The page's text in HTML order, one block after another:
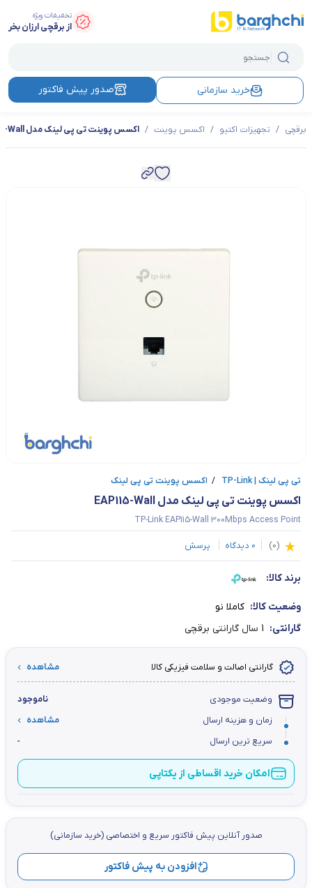
تخفیفات ویژه
از برقچی ارزان بخر
خرید سازمانی صدور پیش فاکتور
برقچی / تجهیزات اکتیو / اکسس پوینت / اکسس پوینت تی پی لینک مدل EAP115-Wall
تی‌ پی لینک | TP-Link / اکسس پوینت تی پی لینک
اکسس پوینت تی پی لینک مدل EAP115-Wall
TP-Link EAP115-Wall 300Mbps Access Point
(
0
)
0 دیدگاه پرسش
برند کالا:
وضعیت کالا: کاملا نو
گارانتی: 1 سال گارانتی برقچی
گارانتی اصالت و سلامت فیزیکی کالا مشاهده
وضعیت موجودی
ناموجود
زمان و هزینه ارسال
مشاهده
سریع ترین ارسال
-
امکان خرید اقساطی از یکتاپی
صدور آنلاین پيش فاكتور سریع و اختصاصي (خرید سازمانی)
افزودن به پیش فاکتور